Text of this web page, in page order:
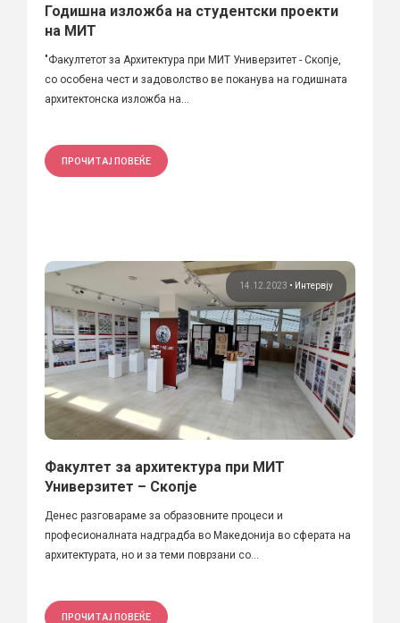
Годишна изложба на студентски проекти
на МИТ
"Факултетот за Архитектура при МИТ Универзитет - Скопје,
со особена чест и задоволство ве поканува на годишната
архитектонска изложба на...
ПРОЧИТАЈ ПОВЕЌЕ
14.12.2023 • Интервју
Факултет за архитектура при МИТ
Универзитет – Скопје
Денес разговараме за образовните процеси и
професионалната надградба во Македонија во сферата на
архитектурата, но и за теми поврзани со...
ПРОЧИТАЈ ПОВЕЌЕ